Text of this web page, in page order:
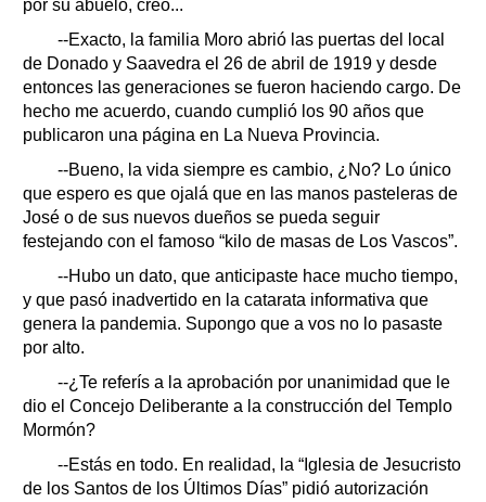
por su abuelo, creo...
--Exacto, la familia Moro abrió las puertas del local
de Donado y Saavedra el 26 de abril de 1919 y desde
entonces las generaciones se fueron haciendo cargo. De
hecho me acuerdo, cuando cumplió los 90 años que
publicaron una página en La Nueva Provincia.
--Bueno, la vida siempre es cambio, ¿No? Lo único
que espero es que ojalá que en las manos pasteleras de
José o de sus nuevos dueños se pueda seguir
festejando con el famoso “kilo de masas de Los Vascos”.
--Hubo un dato, que anticipaste hace mucho tiempo,
y que pasó inadvertido en la catarata informativa que
genera la pandemia. Supongo que a vos no lo pasaste
por alto.
--¿Te referís a la aprobación por unanimidad que le
dio el Concejo Deliberante a la construcción del Templo
Mormón?
--Estás en todo. En realidad, la “Iglesia de Jesucristo
de los Santos de los Últimos Días” pidió autorización